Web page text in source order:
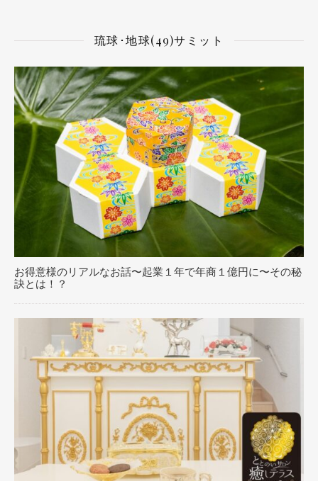
琉球･地球(49)サミット
お得意様のリアルなお話〜起業１年で年商１億円に〜その秘
訣とは！？